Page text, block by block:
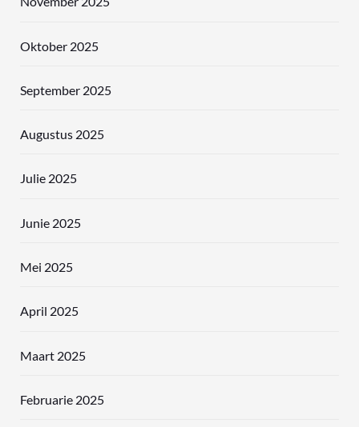
Oktober 2025
September 2025
Augustus 2025
Julie 2025
Junie 2025
Mei 2025
April 2025
Maart 2025
Februarie 2025